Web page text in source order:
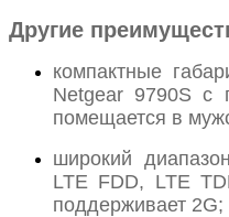
Другие
компактные
Netgear 9790S с
помещается в
широкий
LTE FDD, LTE
поддерживает 2G;